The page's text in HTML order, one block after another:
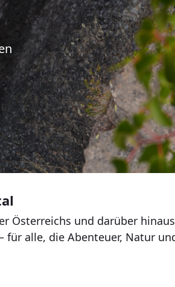
Österreichs und darüber
für alle, die Abenteuer, Natur